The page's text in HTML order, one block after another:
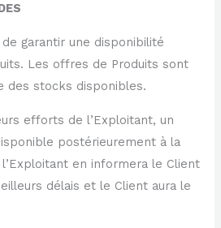
de garantir une disponibilité
Les offres de Produits sont
des stocks disponibles.
efforts de l’Exploitant, un
postérieurement à la
en informera le Client
délais et le Client aura le